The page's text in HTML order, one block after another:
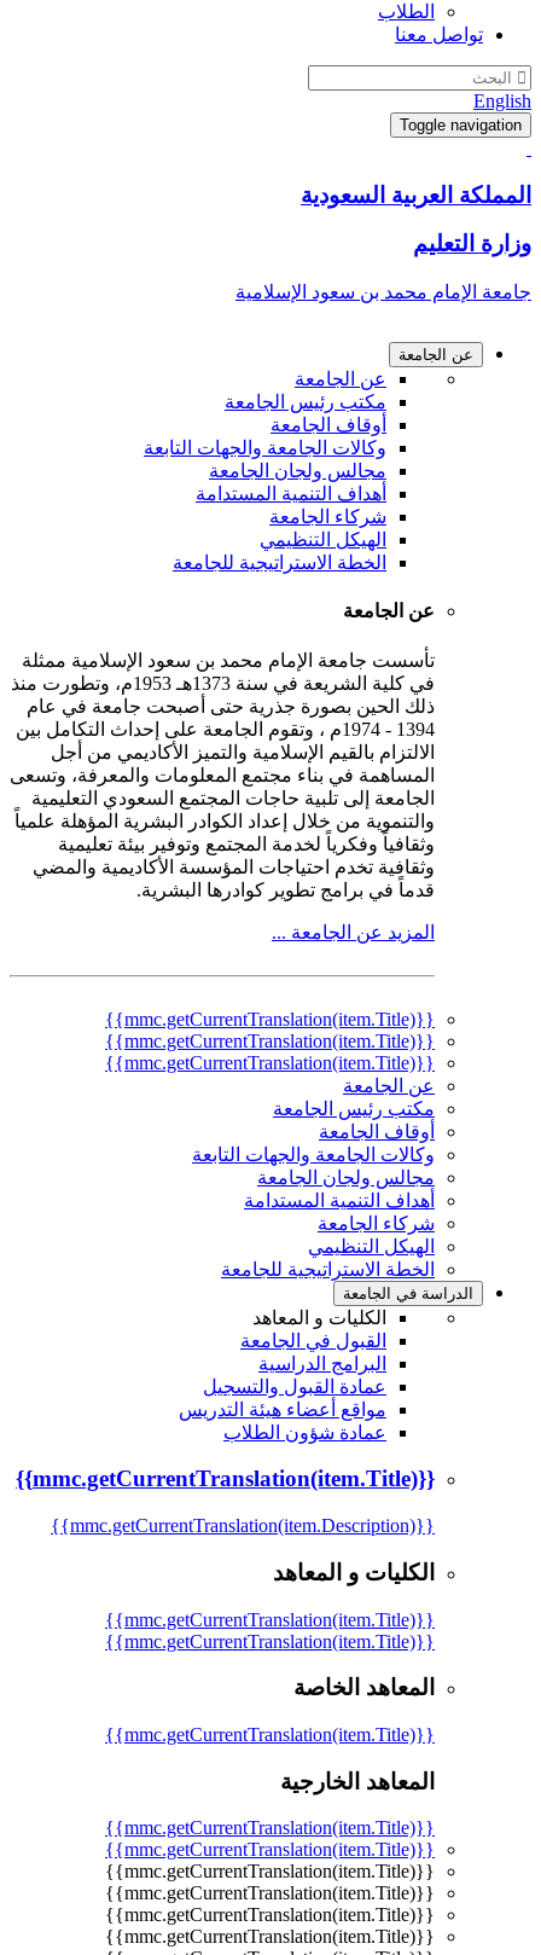
الطلاب
تواصل معنا
English
Toggle navigation
المملكة العربية السعودية
وزارة التعليم
جامعة الإمام محمد بن سعود الإسلامية
عن الجامعة
عن الجامعة
مكتب رئيس الجامعة
أوقاف الجامعة
وكالات الجامعة والجهات التابعة
مجالس ولجان الجامعة
أهداف التنمية المستدامة
شركاء الجامعة
الهيكل التنظيمي
الخطة الاستراتيجية للجامعة
عن الجامعة
تأسست جامعة الإمام محمد بن سعود الإسلامية ممثلة
في كلية الشريعة في سنة 1373هـ 1953م، وتطورت منذ
ذلك الحين بصورة جذرية حتى أصبحت جامعة في عام
1394 - 1974م ، وتقوم الجامعة على إحداث التكامل بين
الالتزام بالقيم الإسلامية والتميز الأكاديمي من أجل
المساهمة في بناء مجتمع المعلومات والمعرفة، وتسعى
الجامعة إلى تلبية حاجات المجتمع السعودي التعليمية
والتنموية من خلال إعداد الكوادر البشرية المؤهلة علمياً
وثقافياً وفكرياً لخدمة المجتمع وتوفير بيئة تعليمية
وثقافية تخدم احتياجات المؤسسة الأكاديمية والمضي
قدماً في برامج تطوير كوادرها البشرية.
المزيد عن الجامعة ...
{{mmc.getCurrentTranslation(item.Title)}}
{{mmc.getCurrentTranslation(item.Title)}}
{{mmc.getCurrentTranslation(item.Title)}}
عن الجامعة
مكتب رئيس الجامعة
أوقاف الجامعة
وكالات الجامعة والجهات التابعة
مجالس ولجان الجامعة
أهداف التنمية المستدامة
شركاء الجامعة
الهيكل التنظيمي
الخطة الاستراتيجية للجامعة
الدراسة في الجامعة
الكليات و المعاهد
القبول في الجامعة
البرامج الدراسية
عمادة القبول والتسجيل
مواقع أعضاء هيئة التدريس
عمادة شؤون الطلاب
{{mmc.getCurrentTranslation(item.Title)}}
{{mmc.getCurrentTranslation(item.Description)}}
الكليات و المعاهد
{{mmc.getCurrentTranslation(item.Title)}}
{{mmc.getCurrentTranslation(item.Title)}}
المعاهد الخاصة
{{mmc.getCurrentTranslation(item.Title)}}
المعاهد الخارجية
{{mmc.getCurrentTranslation(item.Title)}}
{{mmc.getCurrentTranslation(item.Title)}}
{{mmc.getCurrentTranslation(item.Title)}}
{{mmc.getCurrentTranslation(item.Title)}}
{{mmc.getCurrentTranslation(item.Title)}}
{{mmc.getCurrentTranslation(item.Title)}}